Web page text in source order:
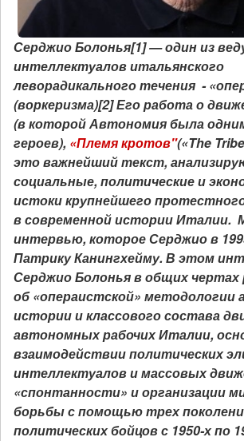
Серджио Болонья[1] — один из
интеллектуалов итальянского
леворадикального течения -
(воркеризма)[2] Его работа о
(в которой Автономия была
героев), «Племя кротов"(«The
это важнейший текст,
социальные, политические и
истоки крупнейшего
в современной истории Италии.
интервью, которое Серджио в
Патрику Канингхейму. В этом
Серджио Болонья в общих чертах
об «операистской» методологии
истории и классового состава
автономных рабочих Италии,
взаимодействии политических
интеллектуалов и массовых
«спонтанности» и организации
борьбы с помощью трех
политических бойцов с 1950-х по